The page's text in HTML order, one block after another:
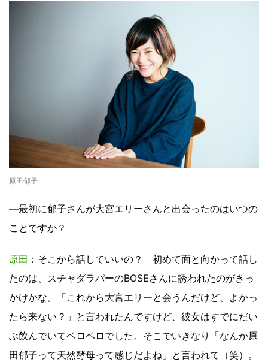
原田郁子
―最初に郁子さんが大宮エリーさんと出会ったのはいつの
ことですか？
原田 ：そこから話していいの？ 初めて面と向かって話し
たのは、スチャダラパーのBOSEさんに誘われたのがきっ
かけかな。「これから大宮エリーと会うんだけど、よかっ
たら来ない？」と言われたんですけど、彼女はすでにだい
ぶ飲んでいてベロベロでした。そこでいきなり「なんか原
田郁子って天然酵母って感じだよね」と言われて（笑）。